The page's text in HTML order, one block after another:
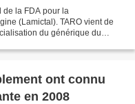
de la FDA pour la
(Lamictal). TARO vient de
du générique du
ont connu
en 2008